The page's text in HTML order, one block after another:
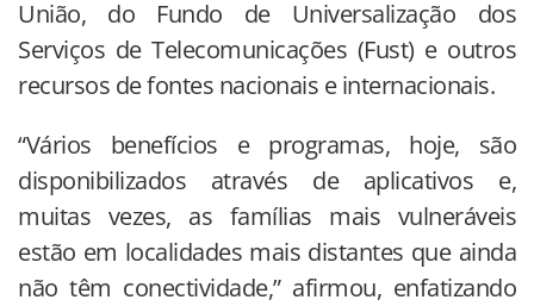
União, do Fundo de Universalização dos
Serviços de Telecomunicações (Fust) e outros
recursos de fontes nacionais e internacionais.
“Vários benefícios e programas, hoje, são
disponibilizados através de aplicativos e,
muitas vezes, as famílias mais vulneráveis
estão em localidades mais distantes que ainda
não têm conectividade,” afirmou, enfatizando